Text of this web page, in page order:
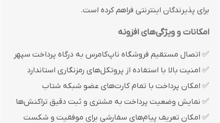
برای پذیرندگان اینترنتی فراهم کرده است.
امکانات و ویژگی‌های افزونه
✅ اتصال مستقیم فروشگاه ناپ‌کامرس به درگاه پرداخت سپهر
✅ امنیت بالا با استفاده از پروتکل‌های رمزنگاری استاندارد
✅ امکان پرداخت با تمام کارت‌های عضو شبکه شتاب
✅ نمایش وضعیت پرداخت به مشتری و ثبت دقیق تراکنش‌ها
✅ امکان تعریف پیام‌های سفارشی برای موفقیت و شکست